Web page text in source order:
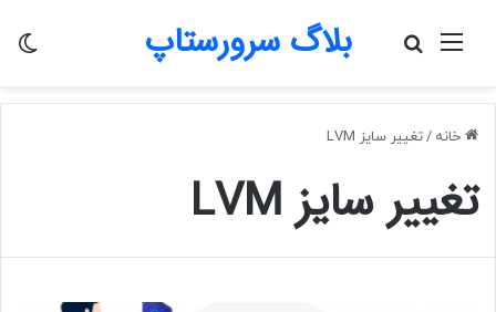
بلاگ سرورستاپ منو
جستجو
خانه /تغییر سایز LVM
تغییر سایز LVM